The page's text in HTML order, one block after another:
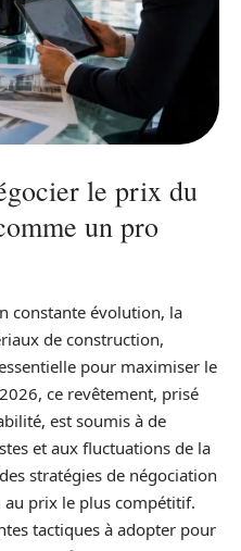
le prix du
un pro
constante évolution, la
de construction,
essentielle pour maximiser le
ce revêtement, prisé
est soumis à de
et aux fluctuations de la
stratégies de négociation
au prix le plus compétitif.
tactiques à adopter pour